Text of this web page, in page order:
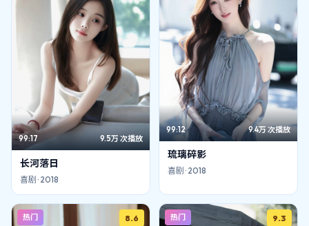
99:17 9.5万次播放
长河落日
喜剧 · 2018
99:12 9.4万次播放
琉璃碎影
喜剧 · 2018
热门 8.6 热门 9.3